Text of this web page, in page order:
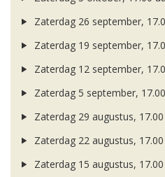
Zaterdag 26 september,
Zaterdag 19 september,
Zaterdag 12 september,
Zaterdag 5 september,
Zaterdag 29 augustus,
Zaterdag 22 augustus,
Zaterdag 15 augustus,